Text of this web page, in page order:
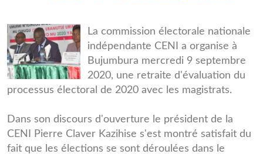
rtnb1.jpg
La commission électorale nationale
indépendante CENI a organise à
Bujumbura mercredi 9 septembre
2020, une retraite d'évaluation du
processus électoral de 2020 avec les magistrats.
Dans son discours d'ouverture le président de la
CENI Pierre Claver Kazihise s'est montré satisfait du
fait que les élections se sont déroulées dans le